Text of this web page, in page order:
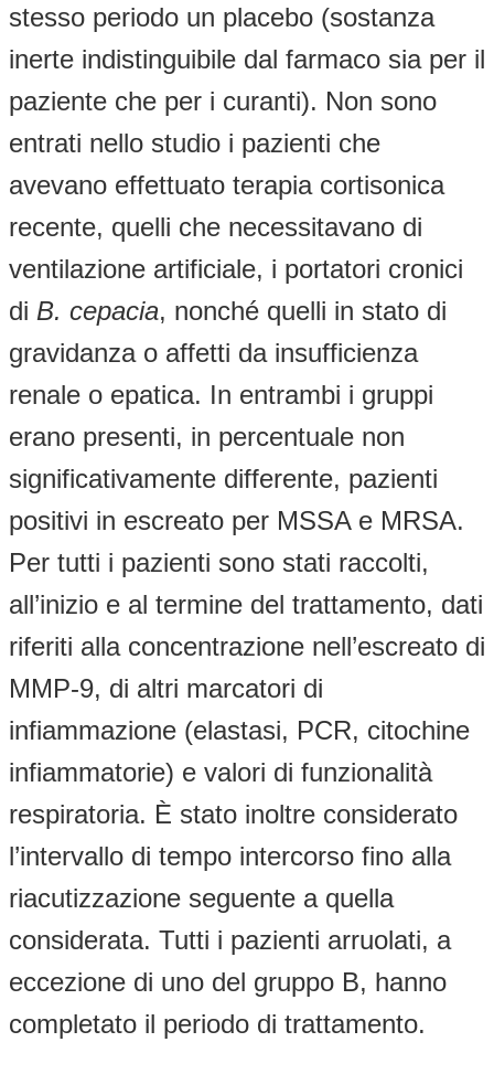
stesso periodo un placebo (sostanza
inerte indistinguibile dal farmaco sia per il
paziente che per i curanti). Non sono
entrati nello studio i pazienti che
avevano effettuato terapia cortisonica
recente, quelli che necessitavano di
ventilazione artificiale, i portatori cronici
di B. cepacia, nonché quelli in stato di
gravidanza o affetti da insufficienza
renale o epatica. In entrambi i gruppi
erano presenti, in percentuale non
significativamente differente, pazienti
positivi in escreato per MSSA e MRSA.
Per tutti i pazienti sono stati raccolti,
all’inizio e al termine del trattamento, dati
riferiti alla concentrazione nell’escreato di
MMP-9, di altri marcatori di
infiammazione (elastasi, PCR, citochine
infiammatorie) e valori di funzionalità
respiratoria. È stato inoltre considerato
l’intervallo di tempo intercorso fino alla
riacutizzazione seguente a quella
considerata. Tutti i pazienti arruolati, a
eccezione di uno del gruppo B, hanno
completato il periodo di trattamento.